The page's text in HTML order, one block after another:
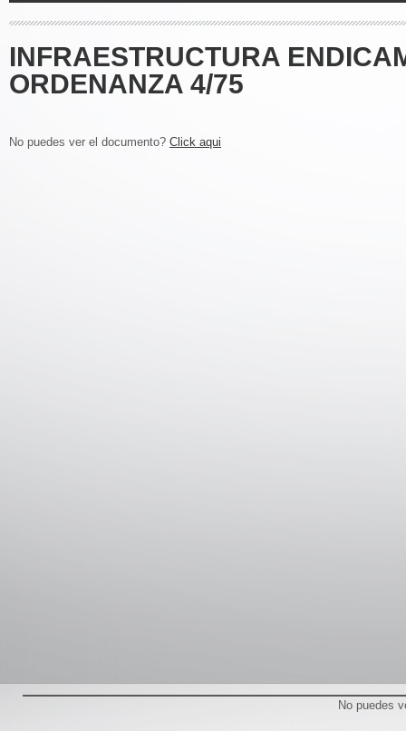
INFRAESTRUCTURA
ORDENANZA 4/75
No puedes ver el documento? Click aqui
No puedes